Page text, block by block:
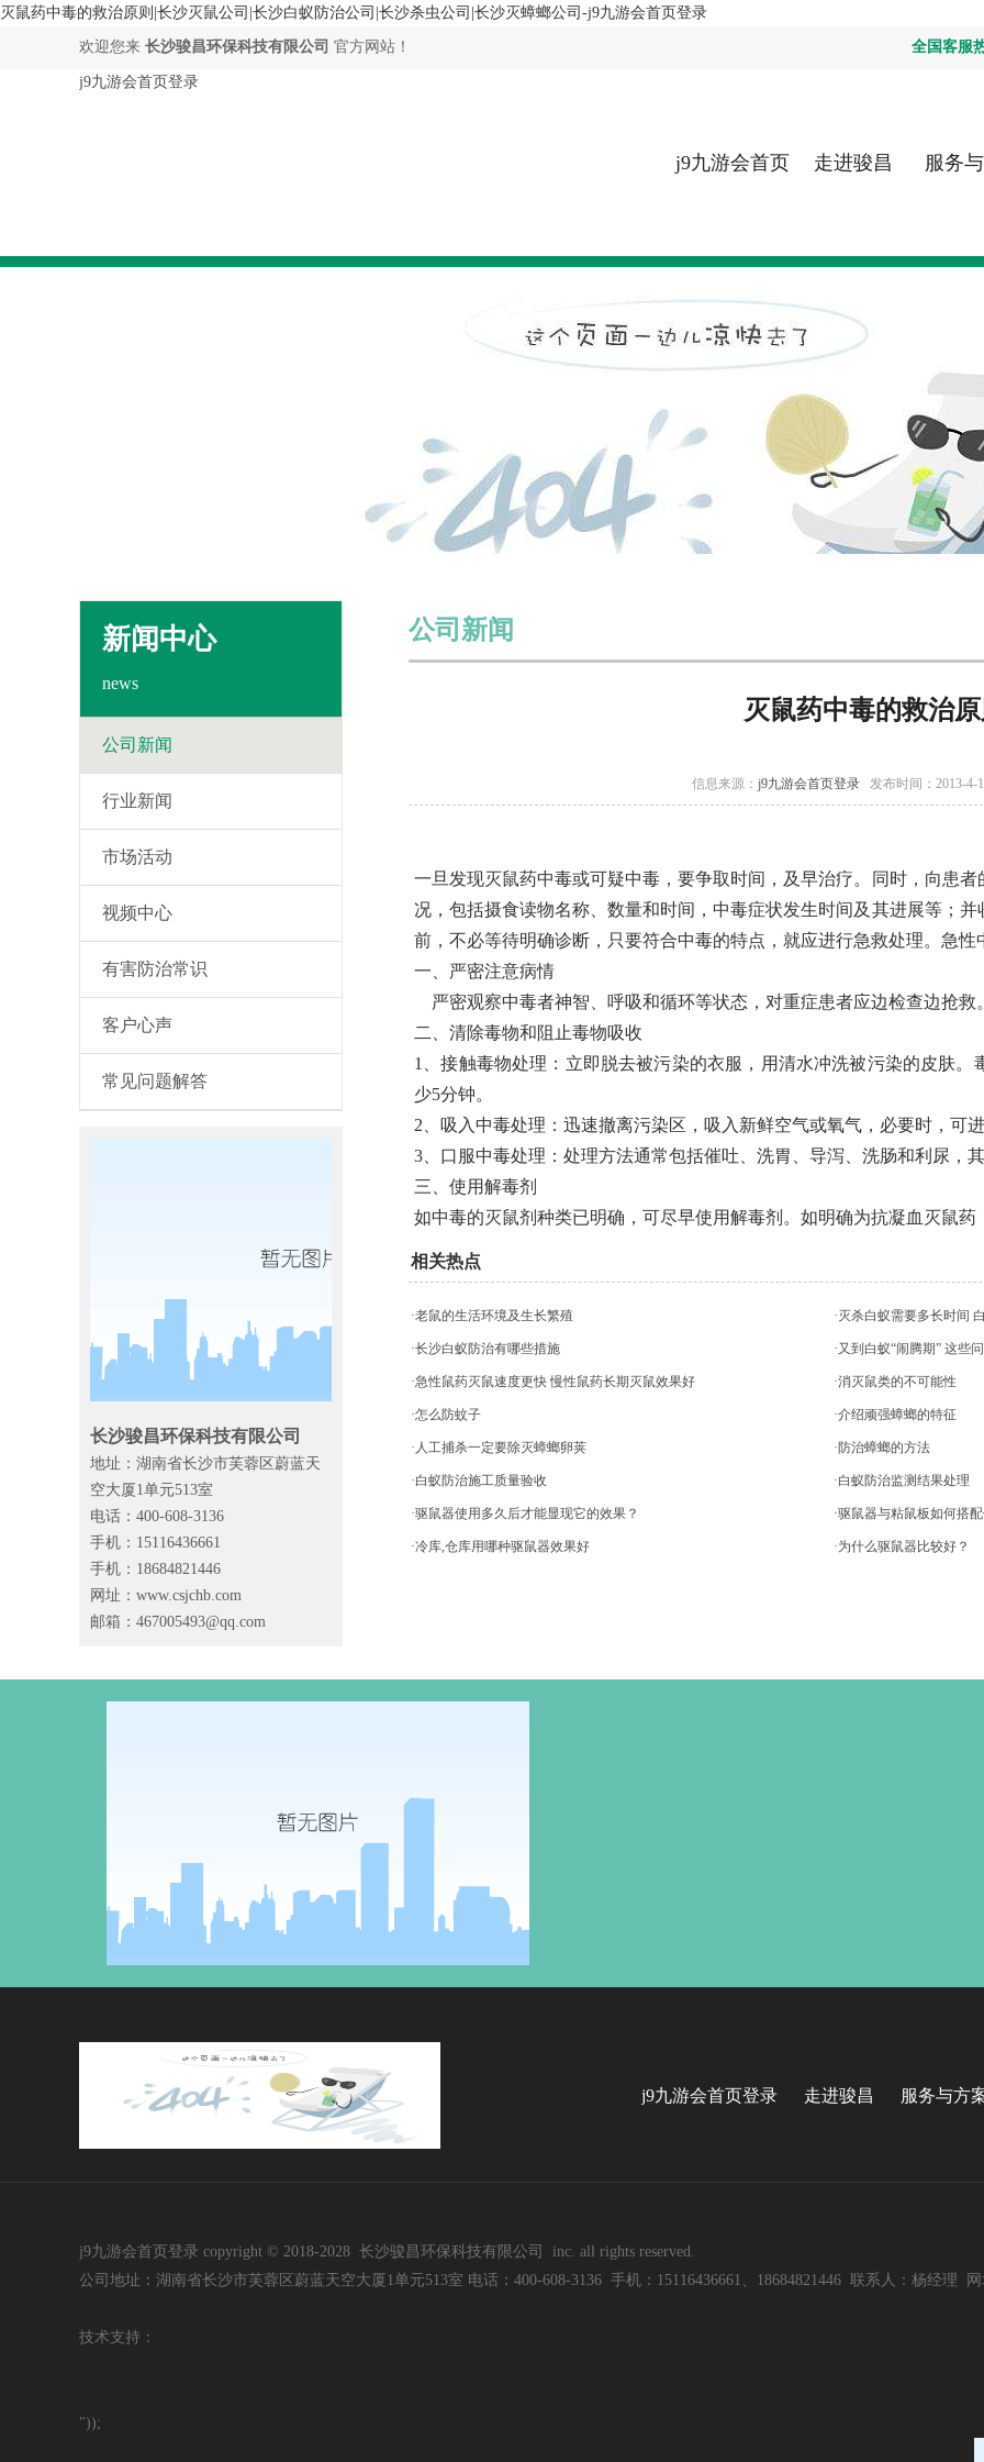
灭鼠药中毒的救治原则|长沙灭鼠公司|长沙白蚁防治公司|长沙杀虫公司|长沙灭蟑螂公司-j9九游会首页登录
欢迎您来 长沙骏昌环保科技有限公司 官方网站！ 全国客服
j9九游会首页登录
j9九游会首页
登录
走进骏昌 服务
新闻中心
news
公司新闻
行业新闻
市场活动
视频中心
有害防治常识
客户心声
常见问题解答
长沙骏昌环保科技有限公司
地址：湖南省长沙市芙蓉区蔚蓝天
空大厦1单元513室
电话：400-608-3136
手机：15116436661
手机：18684821446
网址：www.csjchb.com
邮箱： 467005493@qq.com
公司新闻
灭鼠药中毒的救治
信息来源： j9九游会首页登录发布时间：2013-4-
一旦发现灭鼠药中毒或可疑中毒，要争取时间，及早治疗。同时，向患
况，包括摄食读物名称、数量和时间，中毒症状发生时间及其进展等；
前，不必等待明确诊断，只要符合中毒的特点，就应进行急救处理。急性
一、严密注意病情
严密观察中毒者神智、呼吸和循环等状态，对重症患者应边检查边抢救
二、清除毒物和阻止毒物吸收
1、接触毒物处理：立即脱去被污染的衣服，用清水冲洗被污染的皮肤
少5分钟。
2、吸入中毒处理：迅速撤离污染区，吸入新鲜空气或氧气，必要时，可
3、口服中毒处理：处理方法通常包括催吐、洗胃、导泻、洗肠和利尿，
三、使用解毒剂
如中毒的灭鼠剂种类已明确，可尽早使用解毒剂。如明确为抗凝血灭鼠
相关热点
·老鼠的生活环境及生长繁殖 ·灭杀白蚁需要多长时间
·长沙白蚁防治有哪些措施 ·又到白蚁“闹腾期” 这些
·急性鼠药灭鼠速度更快 慢性鼠药长期灭鼠效果好 ·消灭鼠类的不可能性
·怎么防蚊子 ·介绍顽强蟑螂的特征
·人工捕杀一定要除灭蟑螂卵荚 ·防治蟑螂的方法
·白蚁防治施工质量验收 ·白蚁防治监测结果处理
·驱鼠器使用多久后才能显现它的效果？ ·驱鼠器与粘鼠板如何搭
·冷库,仓库用哪种驱鼠器效果好 ·为什么驱鼠器比较好？
j9九游会首页登录 走进骏昌 服务与方
j9九游会首页登录 copyright © 2018-2028 长沙骏昌环保科技有限公司 inc. all rights reserved.
公司地址：湖南省长沙市芙蓉区蔚蓝天空大厦1单元513室 电话：400-608-3136 手机：15116436661、18684821446 联系人：杨经理
技术支持：
"));